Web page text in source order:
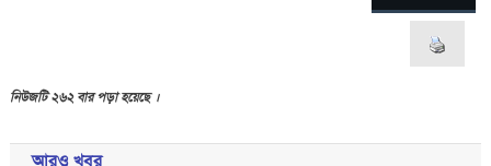
নিউজটি ২৬২ বার পড়া হয়েছে ।
আরও খবর